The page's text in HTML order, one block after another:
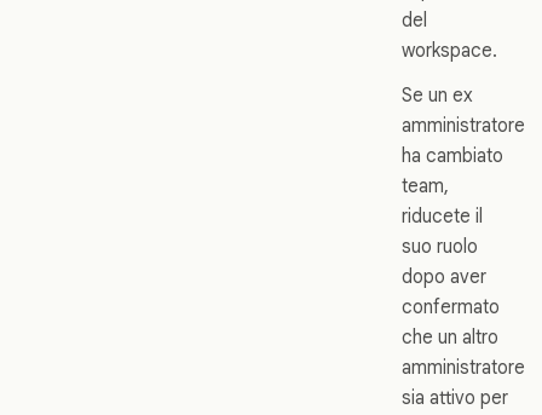
del
workspace.
Se un ex
amministratore
ha cambiato
team,
riducete il
suo ruolo
dopo aver
confermato
che un altro
amministratore
sia attivo per